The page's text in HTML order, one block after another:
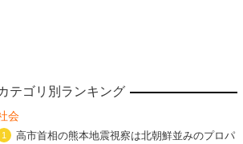
テゴリ別ランキング
会
1
高市首相の熊本地震視察は北朝鮮並みのプロパ